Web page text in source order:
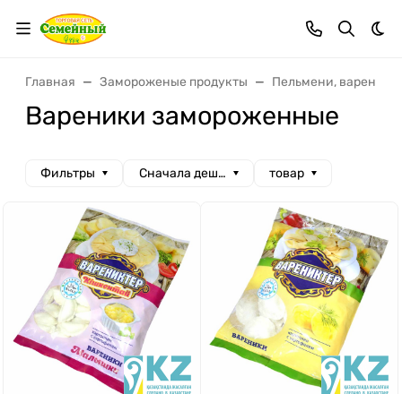
Главная Замороженые продукты Пельмени,
Вареники замороженные
Фильтры Сначала дешевые товар